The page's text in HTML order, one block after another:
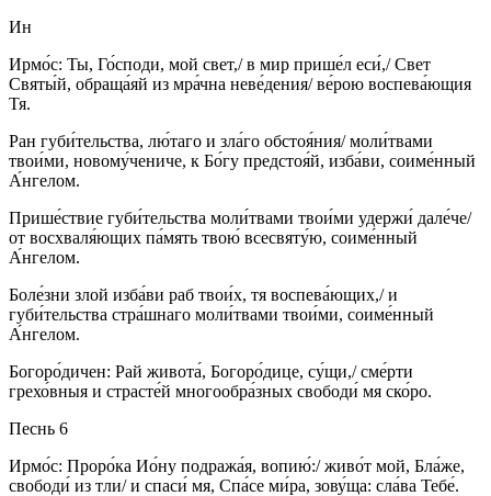
Ин
Ирмо́с: Ты, Го́споди, мой свет,/ в мир прише́л еси́,/ Свет
Святы́й, обраща́яй из мра́чна неве́дения/ ве́рою воспева́ющия
Тя.
Ран губи́тельства, лю́таго и зла́го обстоя́ния/ моли́твами
твои́ми, новому́чениче, к Бо́гу предстоя́й, изба́ви, соиме́нный
А́нгелом.
Прише́ствие губи́тельства моли́твами твои́ми удержи́ дале́че/
от восхваля́ющих па́мять твою́ всесвяту́ю, соиме́нный
А́нгелом.
Боле́зни злой изба́ви раб твои́х, тя воспева́ющих,/ и
губи́тельства стра́шнаго моли́твами твои́ми, соиме́нный
А́нгелом.
Богоро́дичен: Рай живота́, Богоро́дице, су́щи,/ сме́рти
грехо́вныя и страсте́й многообра́зных свободи́ мя ско́ро.
Песнь 6
Ирмо́с: Проро́ка Ио́ну подража́я, вопию́:/ живо́т мой, Бла́же,
свободи́ из тли/ и спаси́ мя, Спа́се ми́ра, зову́ща: сла́ва Тебе́.